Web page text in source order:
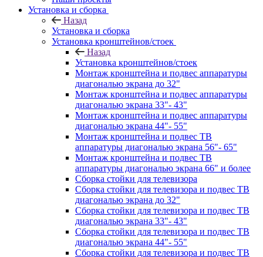
Установка и сборка
Назад
Установка и сборка
Установка кронштейнов/стоек
Назад
Установка кронштейнов/стоек
Монтаж кронштейна и подвес аппаратуры
диагональю экрана до 32"
Монтаж кронштейна и подвес аппаратуры
диагональю экрана 33"- 43"
Монтаж кронштейна и подвес аппаратуры
диагональю экрана 44"- 55"
Монтаж кронштейна и подвес ТВ
аппаратуры диагональю экрана 56"- 65"
Монтаж кронштейна и подвес ТВ
аппаратуры диагональю экрана 66" и более
Сборка стойки для телевизора
Сборка стойки для телевизора и подвес ТВ
диагональю экрана до 32"
Сборка стойки для телевизора и подвес ТВ
диагональю экрана 33"- 43"
Сборка стойки для телевизора и подвес ТВ
диагональю экрана 44"- 55"
Сборка стойки для телевизора и подвес ТВ